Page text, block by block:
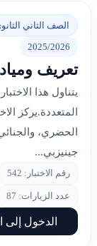
الصف الثاني
2025/2026
تعريف
يتناول هذا
المتعددة.يركز
الحضري،
جينيزبي...
رقم الاختبار: 542
عدد الزيارات: 87
الدخول إلى